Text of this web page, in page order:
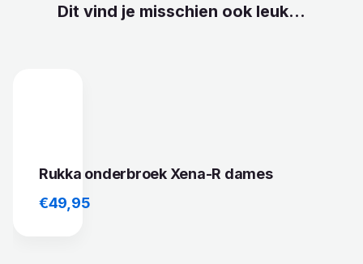
Dit vind je misschien ook leuk...
Rukka onderbroek Xena-R dames
€49,95